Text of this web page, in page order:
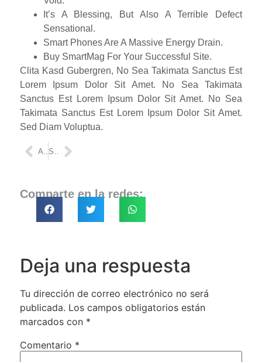
It’s A Blessing, But Also A Terrible Defect
Sensational.
Smart Phones Are A Massive Energy Drain.
Buy SmartMag For Your Successful Site.
Clita Kasd Gubergren, No Sea Takimata Sanctus Est
Lorem Ipsum Dolor Sit Amet. No Sea Takimata
Sanctus Est Lorem Ipsum Dolor Sit Amet. No Sea
Takimata Sanctus Est Lorem Ipsum Dolor Sit Amet.
Sed Diam Voluptua.
ANTERIOR
Comparte en la redes:
Deja una respuesta
Tu dirección de correo electrónico no será
publicada. Los campos obligatorios están
marcados con *
Comentario *